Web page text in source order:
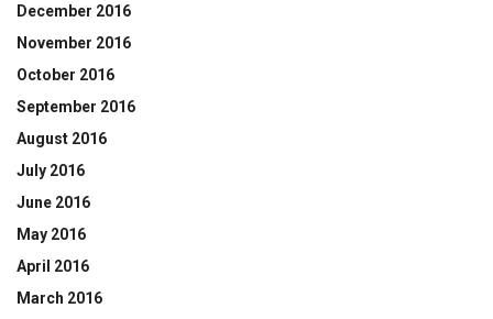
December 2016
November 2016
October 2016
September 2016
August 2016
July 2016
June 2016
May 2016
April 2016
March 2016